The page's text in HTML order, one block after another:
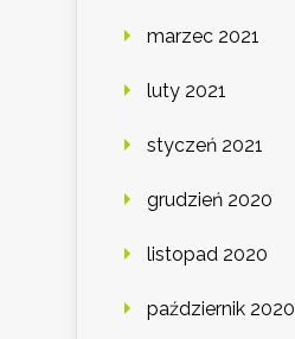
marzec 2021
luty 2021
styczeń 2021
grudzień 2020
listopad 2020
październik 2020